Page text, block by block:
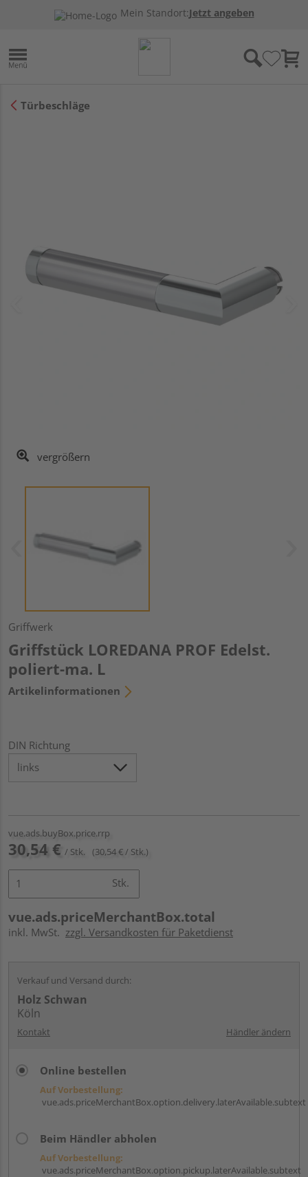
Mein Standort:Jetzt angeben
Türbeschläge
vergrößern
Griffwerk
Griffstück LOREDANA PROF Edelst.
poliert-ma. L
Artikelinformationen
DIN Richtung
vue.ads.buyBox.price.rrp
30,54 € / Stk. (30,54 € / Stk.)
Stk.
vue.ads.priceMerchantBox.total
inkl. MwSt. zzgl. Versandkosten für Paketdienst
Verkauf und Versand durch:
Holz Schwan
Köln
Kontakt Händler ändern
Online bestellen
Auf Vorbestellung:
vue.ads.priceMerchantBox.option.delivery.laterAvailable.subtext
Beim Händler abholen
Auf Vorbestellung:
vue.ads.priceMerchantBox.option.pickup.laterAvailable.subtext